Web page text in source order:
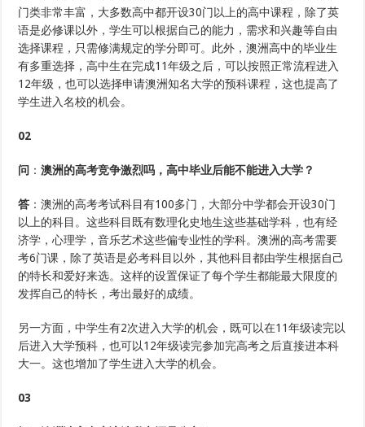
门类非常丰富，大多数高中都开设30门以上的高中课程，除了英
语是必修课以外，学生可以根据自己的能力，需求和兴趣等自由
选择课程，只需修满规定的学分即可。此外，澳洲高中的毕业生
有多重选择，高中生在完成11年级之后，可以按照正常流程进入
12年级，也可以选择申请澳洲知名大学的预科课程，这也提高了
学生进入名校的机会。
02
问 ：澳洲的高考竞争激烈吗，高中毕业后能不能进入大学？
答 ：澳洲的高考考试科目有100多门，大部分中学都会开设30门
以上的科目。这些科目既有数理化史地生这些基础学科，也有经
济学，心理学，音乐艺术这些偏专业性的学科。澳洲的高考需要
考6门课，除了英语是必考科目以外，其他科目都由学生根据自己
的特长和爱好来选。这样的设置保证了每个学生都能最大限度的
发挥自己的特长，考出最好的成绩。
另一方面，中学生有2次进入大学的机会，既可以在11年级读完以
后进入大学预科，也可以12年级读完参加完高考之后直接进本科
大一。这也增加了学生进入大学的机会。
03